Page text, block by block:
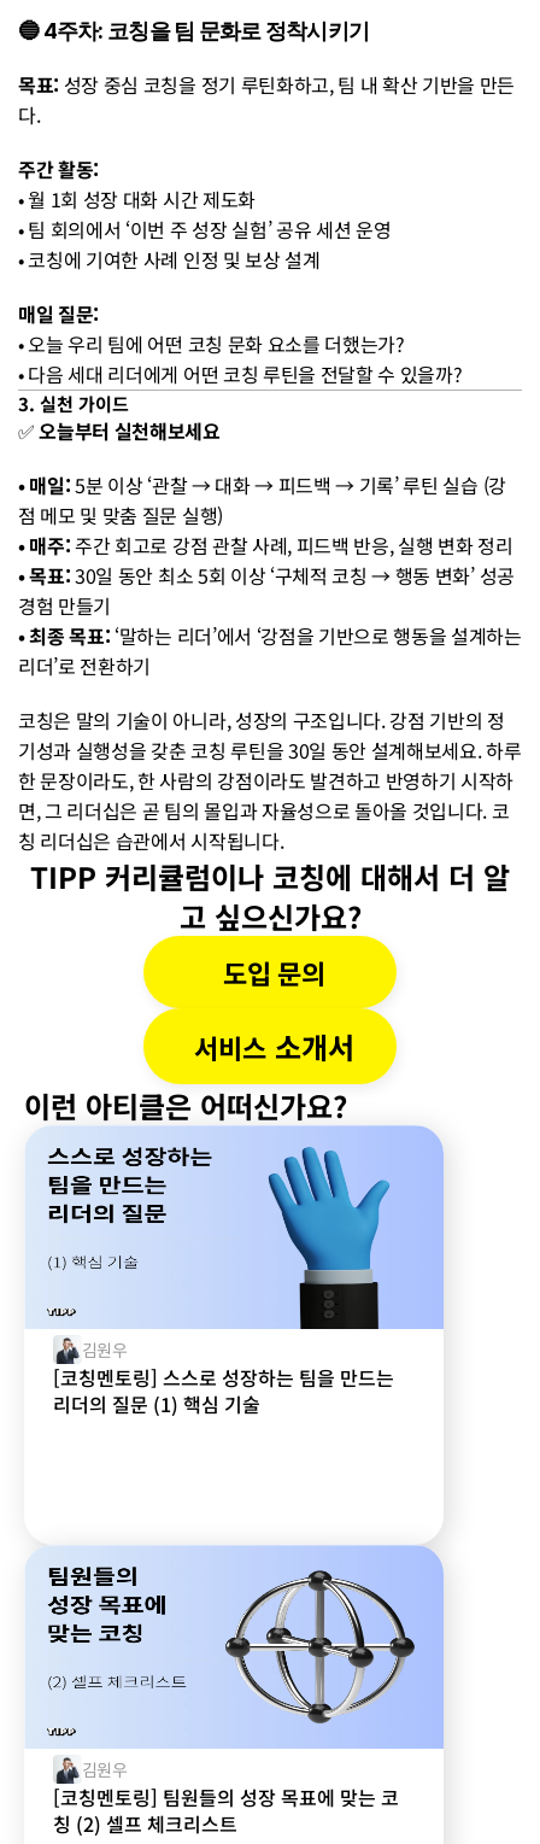
🔵 4주차: 코칭을 팀 문화로 정착시키기
목표: 성장 중심 코칭을 정기 루틴화하고, 팀 내 확산 기반을 만든
다.
주간 활동:
• 월 1회 성장 대화 시간 제도화
• 팀 회의에서 ‘이번 주 성장 실험’ 공유 세션 운영
• 코칭에 기여한 사례 인정 및 보상 설계
매일 질문:
• 오늘 우리 팀에 어떤 코칭 문화 요소를 더했는가?
• 다음 세대 리더에게 어떤 코칭 루틴을 전달할 수 있을까?
3. 실천 가이드
✅ 오늘부터 실천해보세요
• 매일: 5분 이상 ‘관찰 → 대화 → 피드백 → 기록’ 루틴 실습 (강
점 메모 및 맞춤 질문 실행)
• 매주: 주간 회고로 강점 관찰 사례, 피드백 반응, 실행 변화 정리
• 목표: 30일 동안 최소 5회 이상 ‘구체적 코칭 → 행동 변화’ 성공
경험 만들기
• 최종 목표: ‘말하는 리더’에서 ‘강점을 기반으로 행동을 설계하는
리더’로 전환하기
코칭은 말의 기술이 아니라, 성장의 구조입니다. 강점 기반의 정
기성과 실행성을 갖춘 코칭 루틴을 30일 동안 설계해보세요. 하루
한 문장이라도, 한 사람의 강점이라도 발견하고 반영하기 시작하
면, 그 리더십은 곧 팀의 몰입과 자율성으로 돌아올 것입니다. 코
칭 리더십은 습관에서 시작됩니다.
TIPP 커리큘럼이나 코칭에 대해서 더 알
고 싶으신가요?
도입 문의
서비스 소개서
이런 아티클은 어떠신가요?
김원우
[코칭멘토링] 스스로 성장하는 팀을 만드는
리더의 질문 (1) 핵심 기술
김원우
[코칭멘토링] 팀원들의 성장 목표에 맞는 코
칭 (2) 셀프 체크리스트